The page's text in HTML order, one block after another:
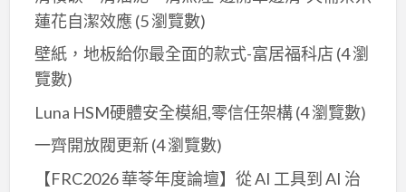
蓮花自潔效應(5 瀏覽數)
壁紙，地板給你最全面的款式-富居福科店 (4 瀏
覽數)
Luna HSM硬體安全模組,零信任架構(4 瀏覽數)
一齊開放閥更新(4 瀏覽數)
【FRC2026 華苓年度論壇】從 AI 工具到 AI 治